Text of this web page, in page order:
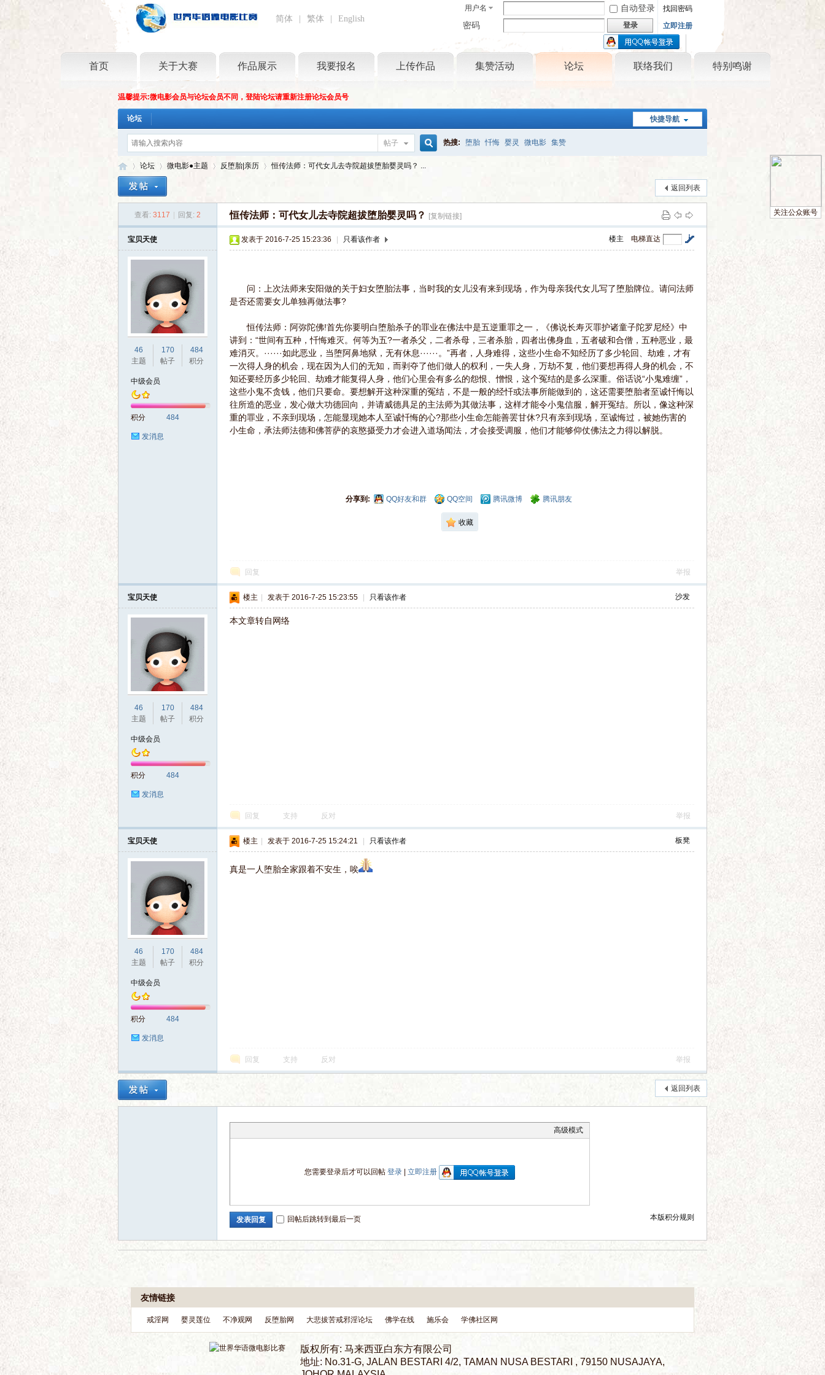
简体 繁体 English
用户名 自动登录 找回密码
密码 登录 立即注册
只需一步，快速开始
首页 关于大赛 作品展示 我要报名 上传作品 集赞活动 论坛 联络我们 特别鸣谢
温馨提示:微电影会员与论坛会员不同，登陆论坛请重新注册论坛会员号
快捷导航
论坛
帖子
索
热搜: 堕胎 忏悔 婴灵 微电影 集赞
语
论
论坛
›
微电影●主题 反堕胎|亲历
›
恒传法师：可代女儿去寺院超拔堕胎婴灵吗？ ...
返回列表
查看: 3117 回复: 2 恒传法师：可代女儿去寺院超拔堕胎婴灵吗？ [复制链接]
宝贝天使
46
主题
170
帖子
484
积分
中级会员
积分 484
发消息
电梯直达
楼主
发表于 2016-7-25 15:23:36 只看该作者
问：上次法师来安阳做的关于妇女堕胎法事，当时我的女儿没有来到现场，作为母亲我代女儿写了堕胎牌位。请问法师
是否还需要女儿单独再做法事?
恒传法师：阿弥陀佛!首先你要明白堕胎杀子的罪业在佛法中是五逆重罪之一，《佛说长寿灭罪护诸童子陀罗尼经》中
讲到：“世间有五种，忏悔难灭。何等为五?一者杀父，二者杀母，三者杀胎，四者出佛身血，五者破和合僧，五种恶业，最
难消灭。······如此恶业，当堕阿鼻地狱，无有休息······。”再者，人身难得，这些小生命不知经历了多少轮回、劫难，才有
一次得人身的机会，现在因为人们的无知，而剥夺了他们做人的权利，一失人身，万劫不复，他们要想再得人身的机会，不
知还要经历多少轮回、劫难才能复得人身，他们心里会有多么的怨恨、憎恨，这个冤结的是多么深重。俗话说“小鬼难缠”，
这些小鬼不贪钱，他们只要命。要想解开这种深重的冤结，不是一般的经忏或法事所能做到的，这还需要堕胎者至诚忏悔以
往所造的恶业，发心做大功德回向，并请威德具足的主法师为其做法事，这样才能令小鬼信服，解开冤结。所以，像这种深
重的罪业，不亲到现场，怎能显现她本人至诚忏悔的心?那些小生命怎能善罢甘休?只有亲到现场，至诚悔过，被她伤害的
小生命，承法师法德和佛菩萨的哀愍摄受力才会进入道场闻法，才会接受调服，他们才能够仰仗佛法之力得以解脱。
分享到: QQ好友和群 QQ空间 腾讯微博 腾讯朋友
收藏
回复 举报
宝贝天使
46
主题
170
帖子
484
积分
中级会员
积分 484
发消息
沙发
楼主 发表于 2016-7-25 15:23:55 只看该作者
本文章转自网络
回复 支持 反对 举报
宝贝天使
46
主题
170
帖子
484
积分
中级会员
积分 484
发消息
板凳
楼主 发表于 2016-7-25 15:24:21 只看该作者
真是一人堕胎全家跟着不安生，唉
回复 支持 反对 举报
返回列表
高级模式
您需要登录后才可以回帖 登录 立即注册
本版积分规则
发表回复 回帖后跳转到最后一页
关注公众账号